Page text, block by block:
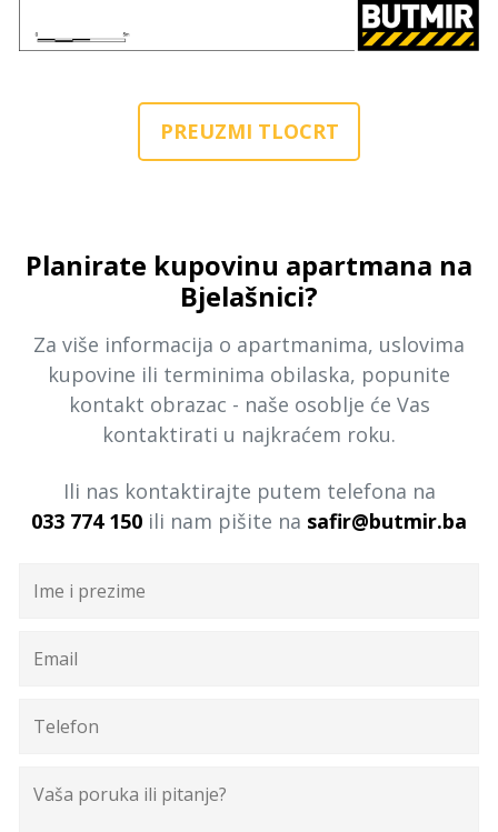
PREUZMI TLOCRT
Planirate kupovinu apartmana na
Bjelašnici?
Za više informacija o apartmanima, uslovima
kupovine ili terminima obilaska, popunite
kontakt obrazac - naše osoblje će Vas
kontaktirati u najkraćem roku.
Ili nas kontaktirajte putem telefona na
033 774 150 ili nam pišite na safir@butmir.ba